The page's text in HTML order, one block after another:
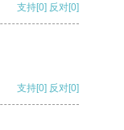
支持[0] 反对[0]
支持[0] 反对[0]